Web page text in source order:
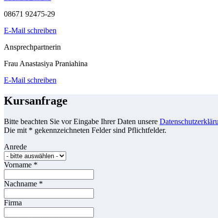
08671 92475-29
E-Mail schreiben
Ansprechpartnerin
Frau Anastasiya Praniahina
E-Mail schreiben
Kursanfrage
Bitte beachten Sie vor Eingabe Ihrer Daten unsere
Die mit * gekennzeichneten Felder sind Pflichtfelder.
Anrede
Vorname *
Nachname *
Firma